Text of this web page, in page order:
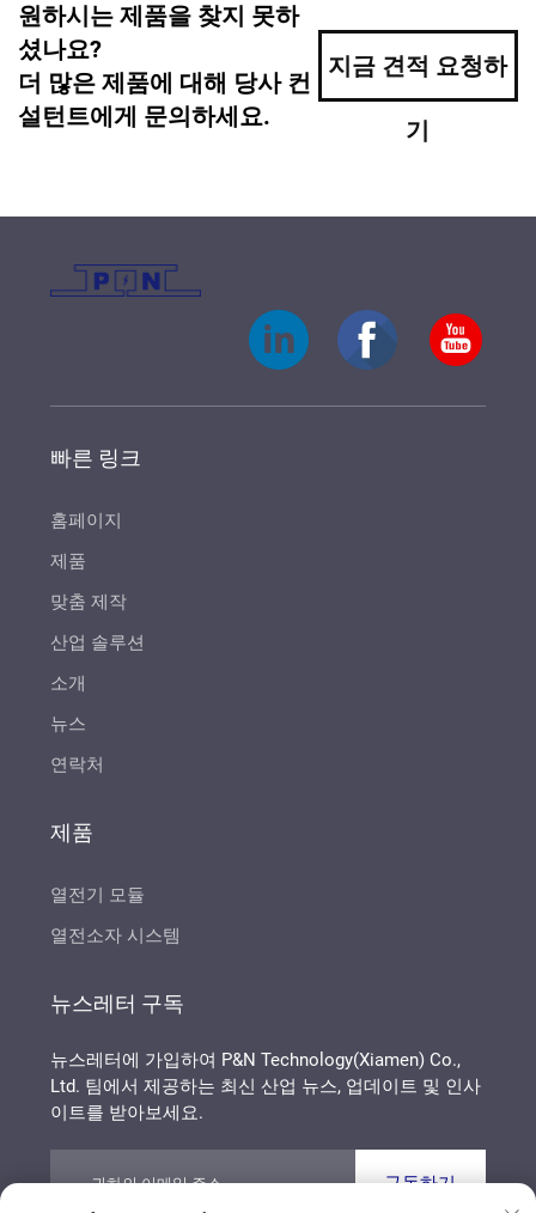
원하시는 제품을 찾지 못하
셨나요?
더 많은 제품에 대해 당사 컨
설턴트에게 문의하세요.
지금 견적 요청하
기
빠른 링크
홈페이지
제품
맞춤 제작
산업 솔루션
소개
뉴스
연락처
제품
열전기 모듈
열전소자 시스템
뉴스레터 구독
뉴스레터에 가입하여 P&N Technology(Xiamen) Co.,
Ltd. 팀에서 제공하는 최신 산업 뉴스, 업데이트 및 인사
이트를 받아보세요.
구독하기